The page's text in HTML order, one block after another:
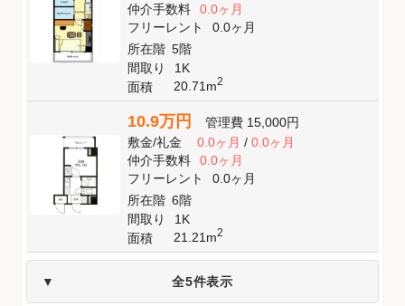
仲介手数料
0.0ヶ月
フリーレント
0.0ヶ月
所在階 5階
間取り
1K
面積
20.71m2
10.9万円 管理費 15,000円
敷金/礼金 0.0ヶ月/ 0.0ヶ月
仲介手数料
0.0ヶ月
フリーレント
0.0ヶ月
所在階 6階
間取り
1K
面積
21.21m2
全5件表示